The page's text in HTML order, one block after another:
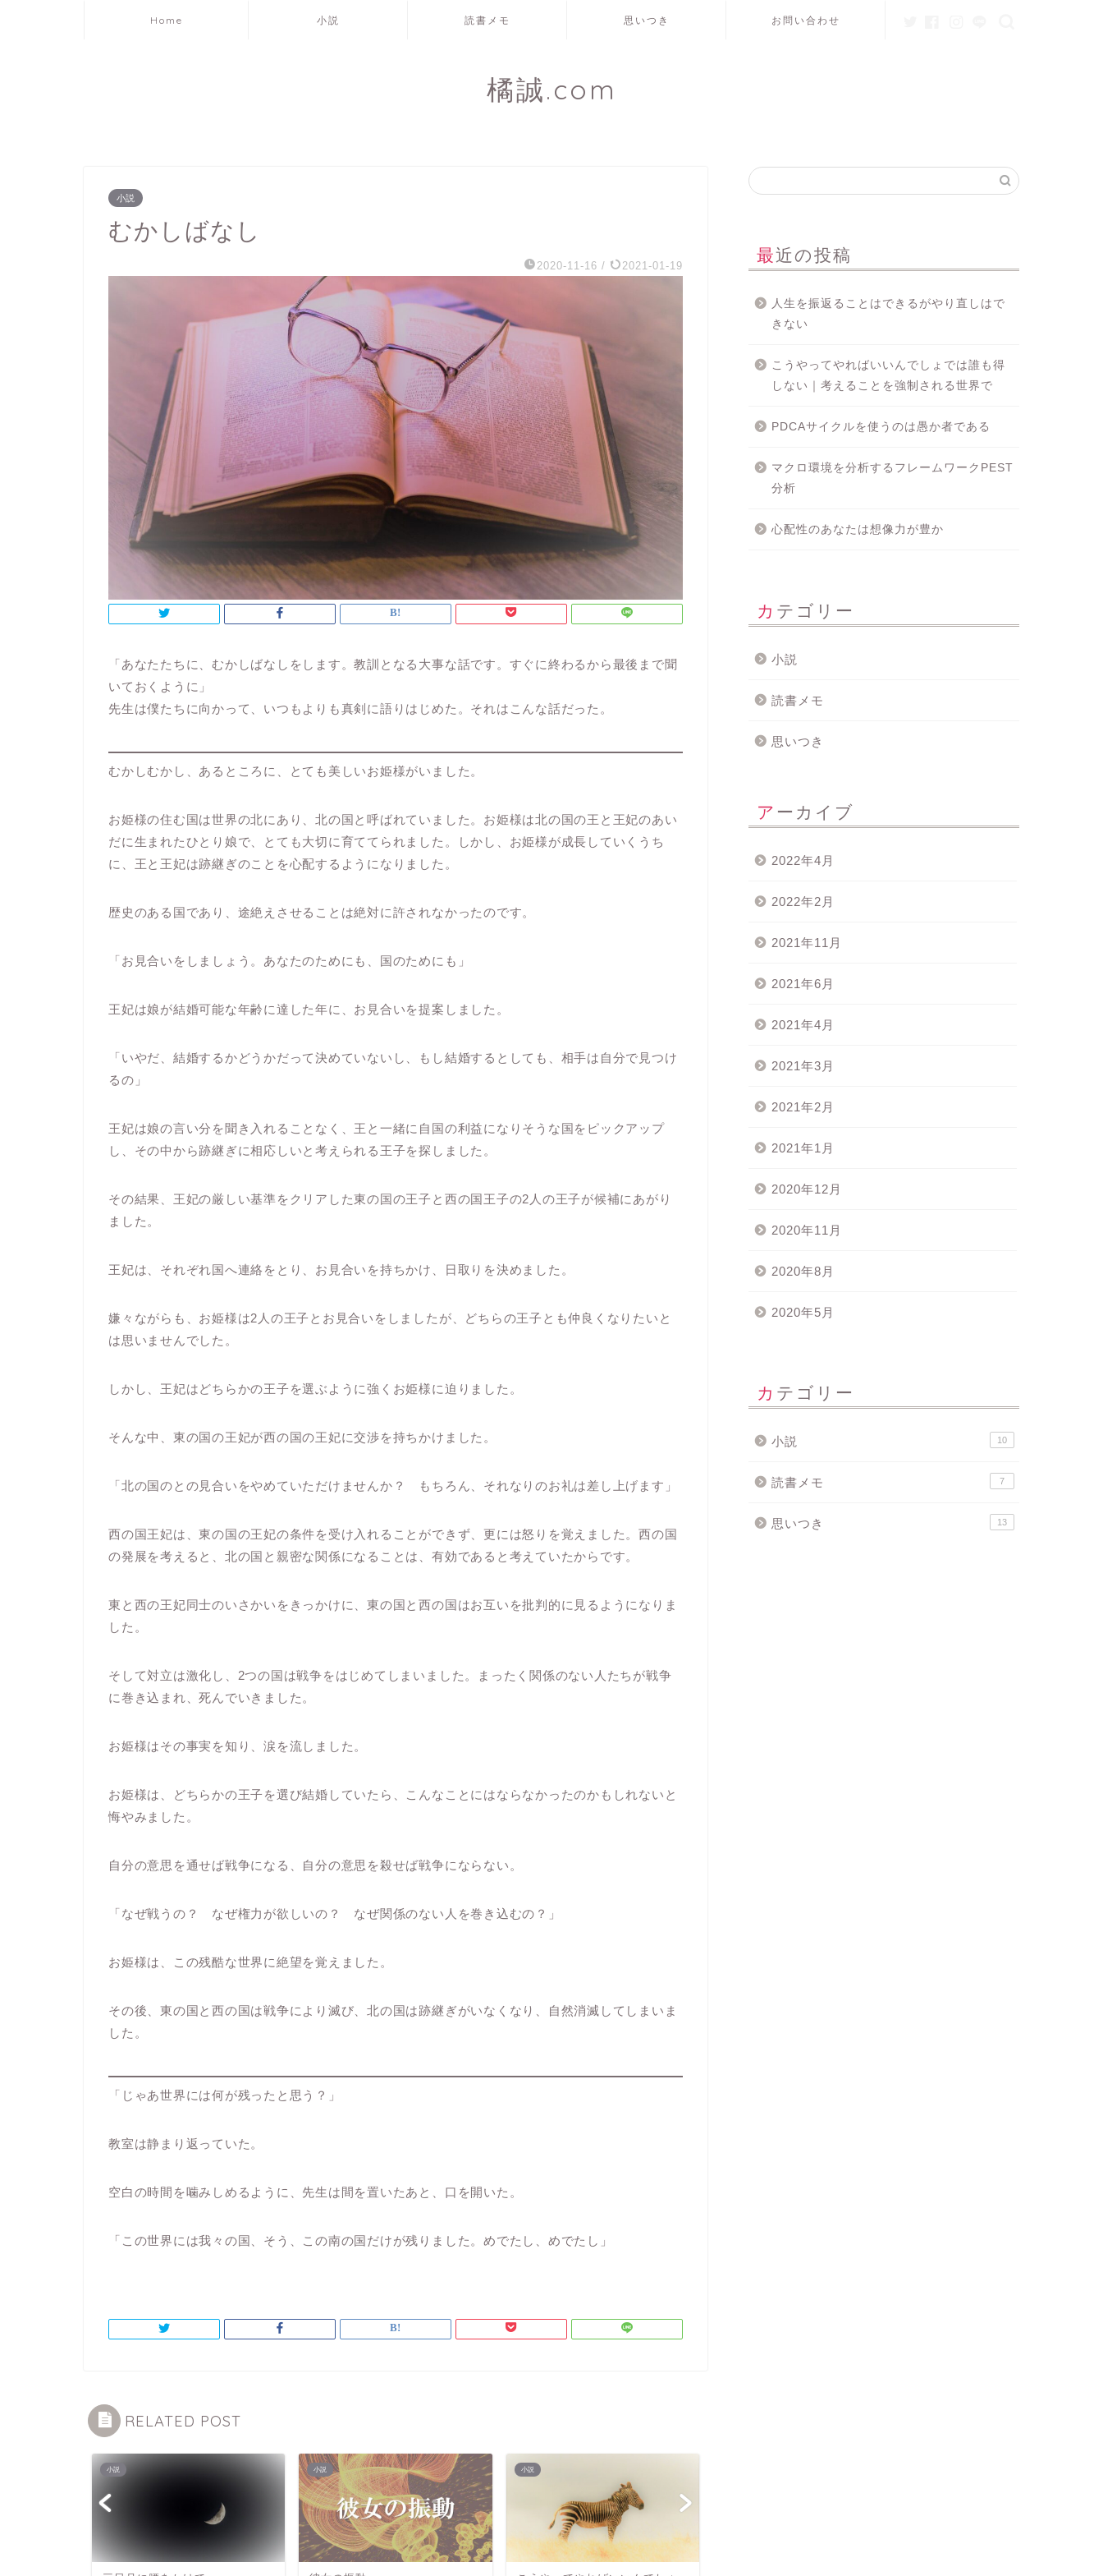
Home 小説 読書メモ 思いつき お問い合わせ
橘誠.com
小説
むかしばなし
2020-11-16 / 2021-01-19
「あなたたちに、むかしばなしをします。教訓となる大事な話です。すぐに終わるから最後まで聞
いておくように」
先生は僕たちに向かって、いつもよりも真剣に語りはじめた。それはこんな話だった。
むかしむかし、あるところに、とても美しいお姫様がいました。
お姫様の住む国は世界の北にあり、北の国と呼ばれていました。お姫様は北の国の王と王妃のあい
だに生まれたひとり娘で、とても大切に育ててられました。しかし、お姫様が成長していくうち
に、王と王妃は跡継ぎのことを心配するようになりました。
歴史のある国であり、途絶えさせることは絶対に許されなかったのです。
「お見合いをしましょう。あなたのためにも、国のためにも」
王妃は娘が結婚可能な年齢に達した年に、お見合いを提案しました。
「いやだ、結婚するかどうかだって決めていないし、もし結婚するとしても、相手は自分で見つけ
るの」
王妃は娘の言い分を聞き入れることなく、王と一緒に自国の利益になりそうな国をピックアップ
し、その中から跡継ぎに相応しいと考えられる王子を探しました。
その結果、王妃の厳しい基準をクリアした東の国の王子と西の国王子の2人の王子が候補にあがり
ました。
王妃は、それぞれ国へ連絡をとり、お見合いを持ちかけ、日取りを決めました。
嫌々ながらも、お姫様は2人の王子とお見合いをしましたが、どちらの王子とも仲良くなりたいと
は思いませんでした。
しかし、王妃はどちらかの王子を選ぶように強くお姫様に迫りました。
そんな中、東の国の王妃が西の国の王妃に交渉を持ちかけました。
「北の国のとの見合いをやめていただけませんか？ もちろん、それなりのお礼は差し上げます」
西の国王妃は、東の国の王妃の条件を受け入れることができず、更には怒りを覚えました。西の国
の発展を考えると、北の国と親密な関係になることは、有効であると考えていたからです。
東と西の王妃同士のいさかいをきっかけに、東の国と西の国はお互いを批判的に見るようになりま
した。
そして対立は激化し、2つの国は戦争をはじめてしまいました。まったく関係のない人たちが戦争
に巻き込まれ、死んでいきました。
お姫様はその事実を知り、涙を流しました。
お姫様は、どちらかの王子を選び結婚していたら、こんなことにはならなかったのかもしれないと
悔やみました。
自分の意思を通せば戦争になる、自分の意思を殺せば戦争にならない。
「なぜ戦うの？ なぜ権力が欲しいの？ なぜ関係のない人を巻き込むの？」
お姫様は、この残酷な世界に絶望を覚えました。
その後、東の国と西の国は戦争により滅び、北の国は跡継ぎがいなくなり、自然消滅してしまいま
した。
「じゃあ世界には何が残ったと思う？」
教室は静まり返っていた。
空白の時間を噛みしめるように、先生は間を置いたあと、口を開いた。
「この世界には我々の国、そう、この南の国だけが残りました。めでたし、めでたし」
RELATED POST
小説 小説 小説
最近の投稿
人生を振返ることはできるがやり直しはで
きない
こうやってやればいいんでしょでは誰も得
しない｜考えることを強制される世界で
PDCAサイクルを使うのは愚か者である
マクロ環境を分析するフレームワークPEST
分析
心配性のあなたは想像力が豊か
カテゴリー
小説
読書メモ
思いつき
アーカイブ
2022年4月
2022年2月
2021年11月
2021年6月
2021年4月
2021年3月
2021年2月
2021年1月
2020年12月
2020年11月
2020年8月
2020年5月
カテゴリー
小説 10
読書メモ 7
思いつき 13